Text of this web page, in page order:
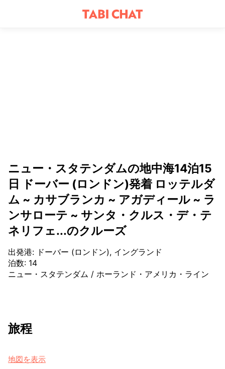
ニュー・スタテンダムの地中海14泊15
日 ドーバー (ロンドン)発着 ロッテルダ
ム ~ カサブランカ ~ アガディール ~ ラ
ンサローテ ~ サンタ・クルス・デ・テ
ネリフェ...のクルーズ
出発港: ドーバー (ロンドン), イングランド
泊数: 14
ニュー・スタテンダム / ホーランド・アメリカ・ライン
旅程
地図を表示